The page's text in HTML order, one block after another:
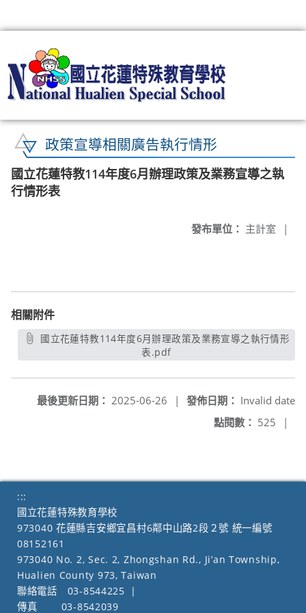
政策宣導相關廣告執行情形
國立花蓮特教114年度6月辦理政策及業務宣導之執
行情形表
發布單位： 主計室 |
相關附件
表.pdf另開新視窗
發佈日期： Invalid date
最後更新日期： 2025-06-26
|
點閱數： 525 |
:::
國立花蓮特殊教育學校
973040 花蓮縣吉安鄉宜昌村6鄰中山路2段２號 統一編號
08152161
973040 No. 2, Sec. 2, Zhongshan Rd., Ji’an Township,
Hualien County 973, Taiwan
聯絡電話
03-8544225
|
傳真
03-8542039